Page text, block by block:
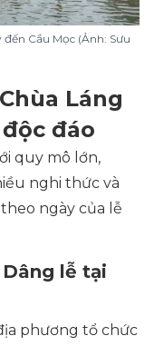
đến Cầu Mọc (Ảnh: Sưu
Láng
đáo
quy mô lớn,
nghi thức và
ngày của lễ
lễ tại
phương tổ chức